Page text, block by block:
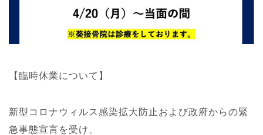
【臨時休業について】
新型コロナウィルス感染拡大防止および政府からの緊
急事態宣言を受け、